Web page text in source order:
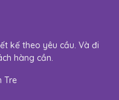
kế theo yêu cầu. Và đi
hàng cần.
Tre